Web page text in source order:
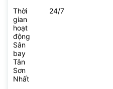
Thời
gian
hoạt
động
Sân
bay
Tân
Sơn
Nhất
24/7